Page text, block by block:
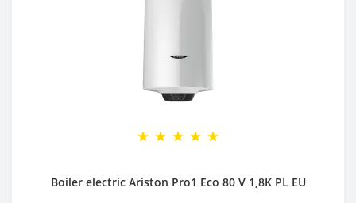
Boiler electric Ariston Pro1 Eco 80 V 1,8K PL EU